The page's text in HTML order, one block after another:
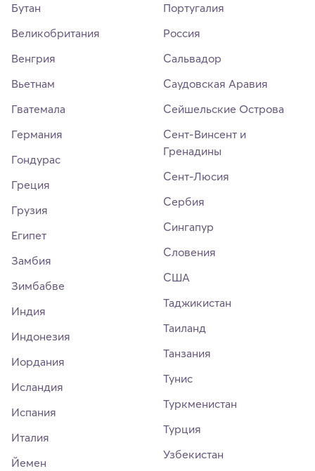
Бутан
Великобритания
Венгрия
Вьетнам
Гватемала
Германия
Гондурас
Греция
Грузия
Египет
Замбия
Зимбабве
Индия
Индонезия
Иордания
Исландия
Испания
Италия
Йемен
Португалия
Россия
Сальвадор
Саудовская Аравия
Сейшельские Острова
Сент-Винсент и
Гренадины
Сент-Люсия
Сербия
Сингапур
Словения
США
Таджикистан
Таиланд
Танзания
Тунис
Туркменистан
Турция
Узбекистан